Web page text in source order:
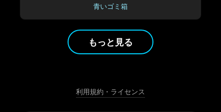
青いゴミ箱
もっと見る
利用規約・ライセンス